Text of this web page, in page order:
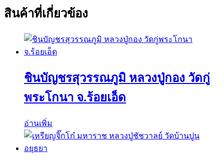
สินค้าที่เกี่ยวข้อง
ชินบัญชรสุวรรณภูมิ หลวงปู่กอง วัดกู่
พระโกนา จ.ร้อยเอ็ด
อ่านเพิ่ม